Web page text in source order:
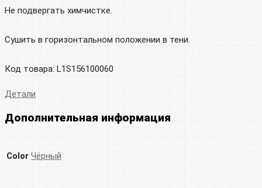
Не подвергать химчистке.
Сушить в горизонтальном положении в тени.
Код товара: L1S156100060
Детали
Дополнительная информация
Color Чёрный